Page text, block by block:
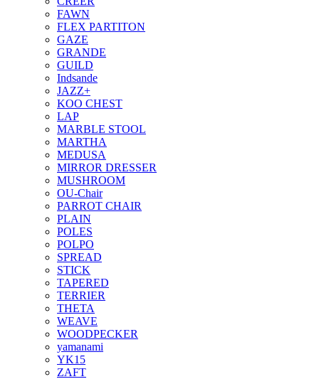
FAWN
FLEX PARTITON
GAZE
GRANDE
GUILD
Indsande
JAZZ+
KOO CHEST
LAP
MARBLE STOOL
MARTHA
MEDUSA
MIRROR DRESSER
MUSHROOM
OU-Chair
PARROT CHAIR
PLAIN
POLES
POLPO
SPREAD
STICK
TAPERED
TERRIER
THETA
WEAVE
WOODPECKER
yamanami
YK15
ZAFT